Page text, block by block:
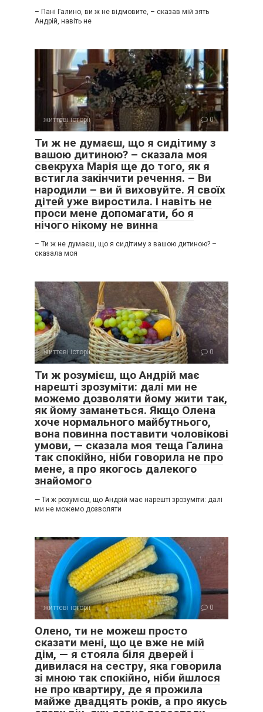
– Пані Галино, ви ж не відмовите, – сказав мій зять
Андрій, навіть не
життєві історії 0
Ти ж не думаєш, що я сидітиму з
вашою дитиною? – сказала моя
свекруха Марія ще до того, як я
встигла закінчити речення. – Ви
народили – ви й виховуйте. Я своїх
дітей уже виростила. І навіть не
проси мене допомагати, бо я
нічого нікому не винна
– Ти ж не думаєш, що я сидітиму з вашою дитиною? –
сказала моя
життєві історії 0
Ти ж розумієш, що Андрій має
нарешті зрозуміти: далі ми не
можемо дозволяти йому жити так,
як йому заманеться. Якщо Олена
хоче нормального майбутнього,
вона повинна поставити чоловікові
умови, — сказала моя теща Галина
так спокійно, ніби говорила не про
мене, а про якогось далекого
знайомого
— Ти ж розумієш, що Андрій має нарешті зрозуміти: далі
ми не можемо дозволяти
життєві історії 0
Олено, ти не можеш просто
сказати мені, що це вже не мій
дім, — я стояла біля дверей і
дивилася на сестру, яка говорила
зі мною так спокійно, ніби йшлося
не про квартиру, де я прожила
майже двадцять років, а про якусь